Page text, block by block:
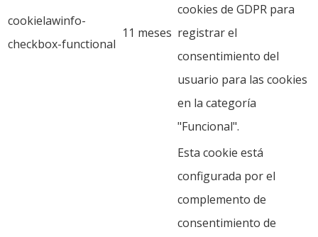
cookielawinfo-
checkbox-functional
11 meses
cookies de GDPR para
registrar el
consentimiento del
usuario para las cookies
en la categoría
"Funcional".
Esta cookie está
configurada por el
complemento de
consentimiento de